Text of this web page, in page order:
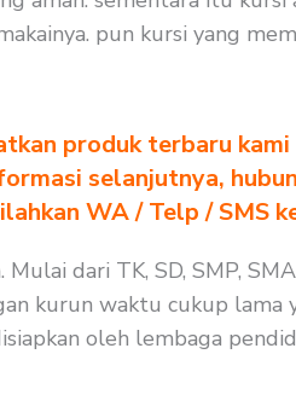
pun kursi yang
produk terbaru
selanjutnya,
WA / Telp / SMS
dari TK, SD, SMP,
kurun waktu cukup lama
oleh lembaga